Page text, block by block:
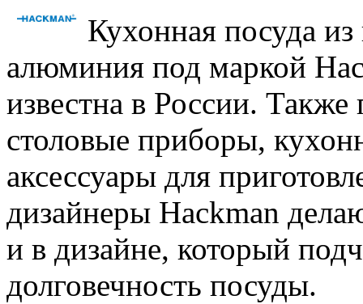
Кухонная посуда
алюминия под маркой
известна в России.
столовые приборы,
аксессуары для
дизайнеры Hackman
и в дизайне, который
долговечность посуды.